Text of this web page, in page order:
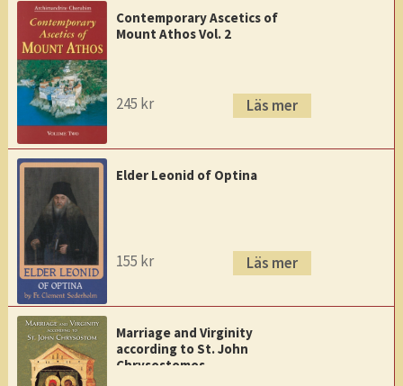
Contemporary Ascetics of
Mount Athos Vol. 2
245 kr Läs mer
Elder Leonid of Optina
155 kr Läs mer
Marriage and Virginity
according to St. John
Chrysostomos